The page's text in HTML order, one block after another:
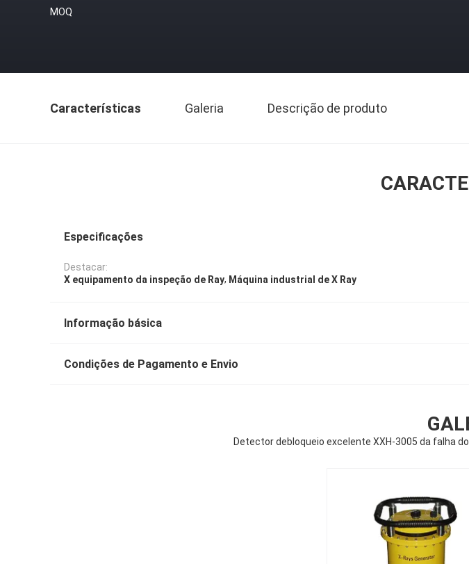
MOQ
Características Galeria Descrição de produto
Especificações
Destacar:
X equipamento da inspeção de Ray, Máquina industrial de X Ray
Informação básica
Condições de Pagamento e Envio
Detector debloqueio excelente XXH-3005 da falha